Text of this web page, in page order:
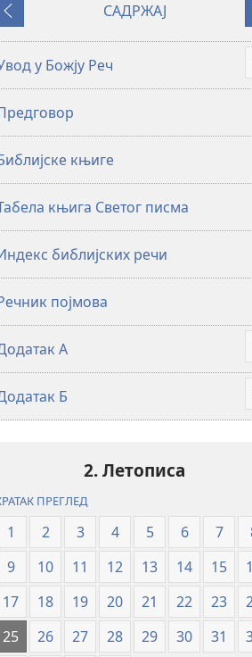
публикација
свет
издање
из
2019)
садржаја
свет
издање
из
2019)
Претходно
САДРЖАЈ
у Божју Реч
књиге
књига Светог писма
библијских речи
појмова
А
Б
2. Летописа
ПРЕГЛЕД
1 2 3 4 5 6 7
9
10 11 12 13 14 15
17
18 19 20 21 22 23
25
26 27 28 29 30 31